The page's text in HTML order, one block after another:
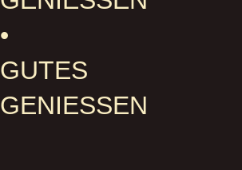
GU
TES GE
NIESSEN